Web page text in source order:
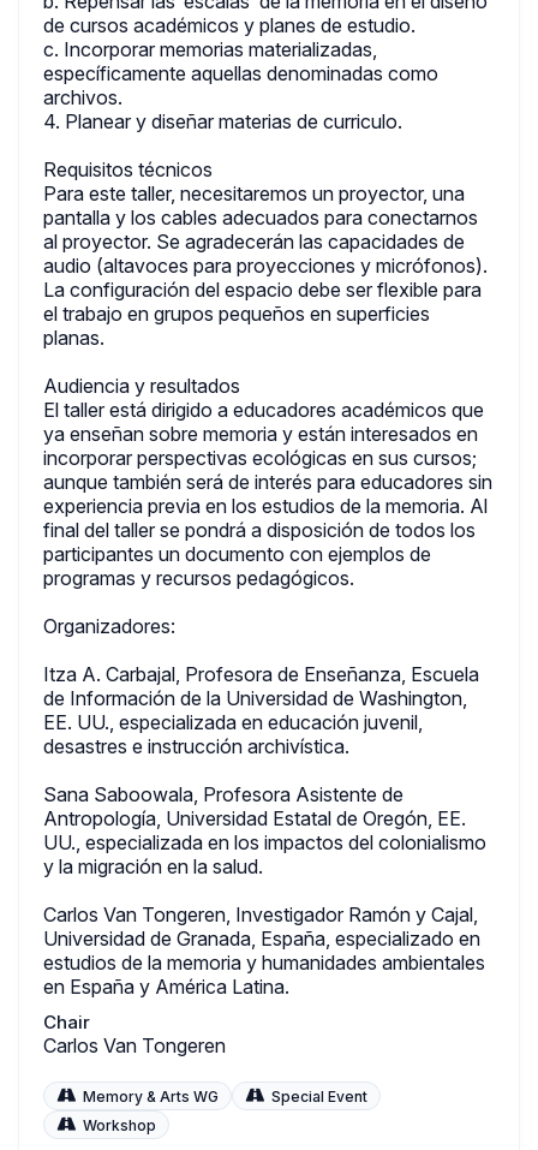
de cursos académicos y planes de estudio.
c. Incorporar memorias materializadas,
específicamente aquellas denominadas como
archivos.
4. Planear y diseñar materias de curriculo.
Requisitos técnicos
Para este taller, necesitaremos un proyector, una
pantalla y los cables adecuados para conectarnos
al proyector. Se agradecerán las capacidades de
audio (altavoces para proyecciones y micrófonos).
La configuración del espacio debe ser flexible para
el trabajo en grupos pequeños en superficies
planas.
Audiencia y resultados
El taller está dirigido a educadores académicos que
ya enseñan sobre memoria y están interesados en
incorporar perspectivas ecológicas en sus cursos;
aunque también será de interés para educadores sin
experiencia previa en los estudios de la memoria. Al
final del taller se pondrá a disposición de todos los
participantes un documento con ejemplos de
programas y recursos pedagógicos.
Organizadores:
Itza A. Carbajal, Profesora de Enseñanza, Escuela
de Información de la Universidad de Washington,
EE. UU., especializada en educación juvenil,
desastres e instrucción archivística.
Sana Saboowala, Profesora Asistente de
Antropología, Universidad Estatal de Oregón, EE.
UU., especializada en los impactos del colonialismo
y la migración en la salud.
Carlos Van Tongeren, Investigador Ramón y Cajal,
Universidad de Granada, España, especializado en
estudios de la memoria y humanidades ambientales
en España y América Latina.
Chair
Carlos Van Tongeren
Memory & Arts WG
Special Event
Workshop